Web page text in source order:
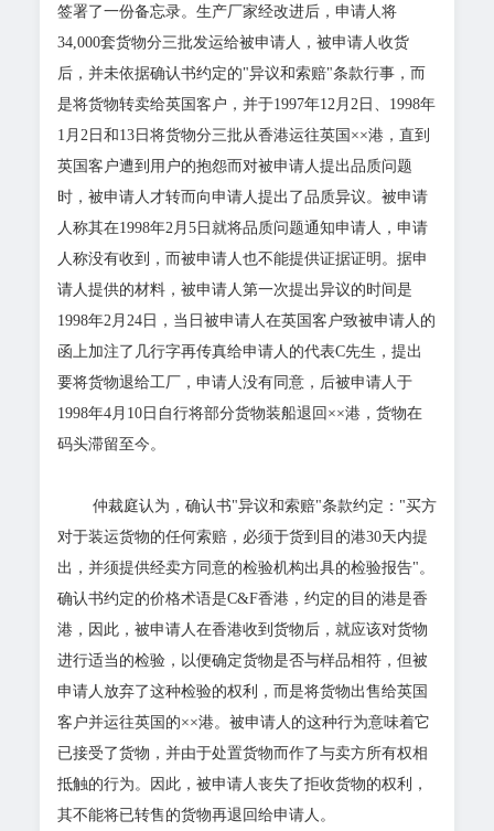
签署了一份备忘录。生产厂家经改进后，申请人将
34,000套货物分三批发运给被申请人，被申请人收货
后，并未依据确认书约定的"异议和索赔"条款行事，而
是将货物转卖给英国客户，并于1997年12月2日、1998年
1月2日和13日将货物分三批从香港运往英国××港，直到
英国客户遭到用户的抱怨而对被申请人提出品质问题
时，被申请人才转而向申请人提出了品质异议。被申请
人称其在1998年2月5日就将品质问题通知申请人，申请
人称没有收到，而被申请人也不能提供证据证明。据申
请人提供的材料，被申请人第一次提出异议的时间是
1998年2月24日，当日被申请人在英国客户致被申请人的
函上加注了几行字再传真给申请人的代表C先生，提出
要将货物退给工厂，申请人没有同意，后被申请人于
1998年4月10日自行将部分货物装船退回××港，货物在
码头滞留至今。
仲裁庭认为，确认书"异议和索赔"条款约定："买方
对于装运货物的任何索赔，必须于货到目的港30天内提
出，并须提供经卖方同意的检验机构出具的检验报告"。
确认书约定的价格术语是C&F香港，约定的目的港是香
港，因此，被申请人在香港收到货物后，就应该对货物
进行适当的检验，以便确定货物是否与样品相符，但被
申请人放弃了这种检验的权利，而是将货物出售给英国
客户并运往英国的××港。被申请人的这种行为意味着它
已接受了货物，并由于处置货物而作了与卖方所有权相
抵触的行为。因此，被申请人丧失了拒收货物的权利，
其不能将已转售的货物再退回给申请人。